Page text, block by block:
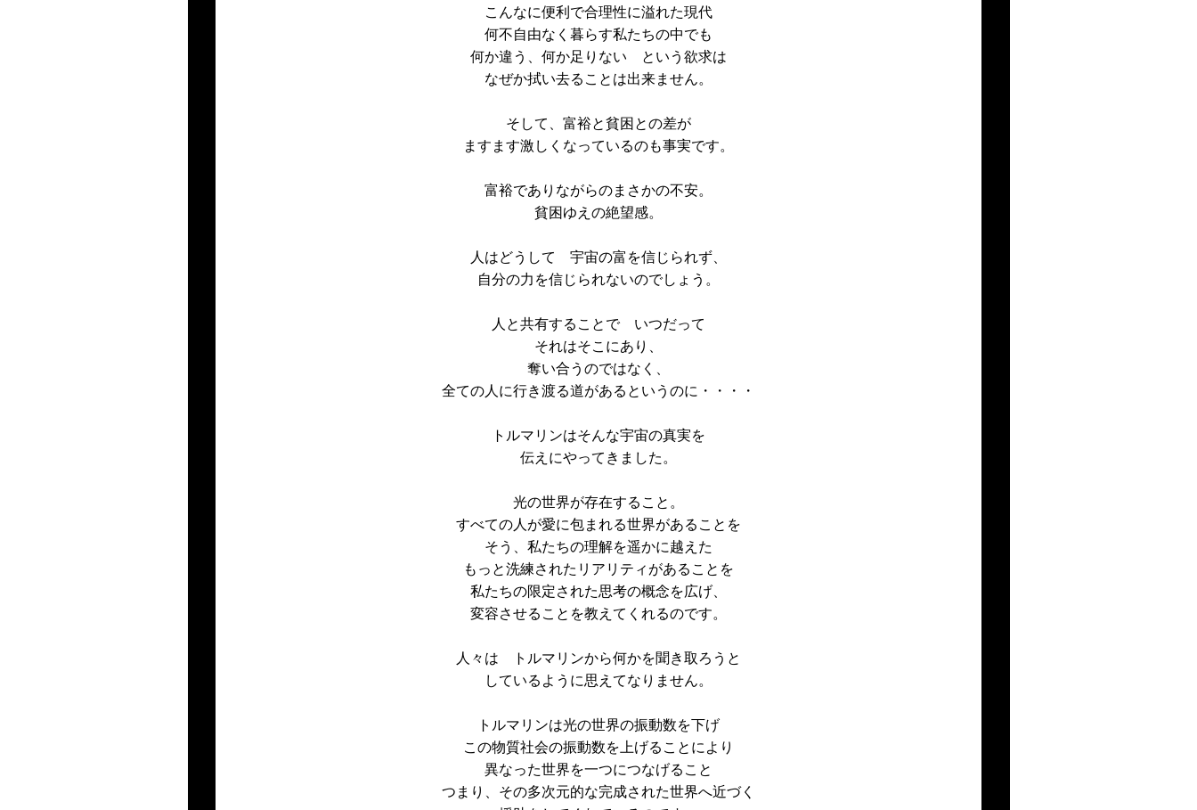
こんなに便利で合理性に溢れた現代
何不自由なく暮らす私たちの中でも
何か違う、何か足りない という欲求は
なぜか拭い去ることは出来ません。
そして、富裕と貧困との差が
ますます激しくなっているのも事実です。
富裕でありながらのまさかの不安。
貧困ゆえの絶望感。
人はどうして 宇宙の富を信じられず、
自分の力を信じられないのでしょう。
人と共有することで いつだって
それはそこにあり、
奪い合うのではなく、
全ての人に行き渡る道があるというのに・・・・
トルマリンはそんな宇宙の真実を
伝えにやってきました。
光の世界が存在すること。
すべての人が愛に包まれる世界があることを
そう、私たちの理解を遥かに越えた
もっと洗練されたリアリティがあることを
私たちの限定された思考の概念を広げ、
変容させることを教えてくれるのです。
人々は トルマリンから何かを聞き取ろうと
しているように思えてなりません。
トルマリンは光の世界の振動数を下げ
この物質社会の振動数を上げることにより
異なった世界を一つにつなげること
つまり、その多次元的な完成された世界へ近づく